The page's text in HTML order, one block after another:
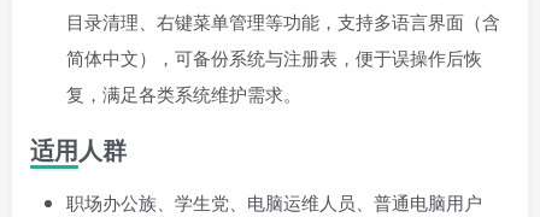
目录清理、右键菜单管理等功能，支持多语言界面（含
简体中文），可备份系统与注册表，便于误操作后恢
复，满足各类系统维护需求。
适用人群
职场办公族、学生党、电脑运维人员、普通电脑用户